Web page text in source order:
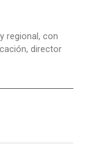
regional, con
director